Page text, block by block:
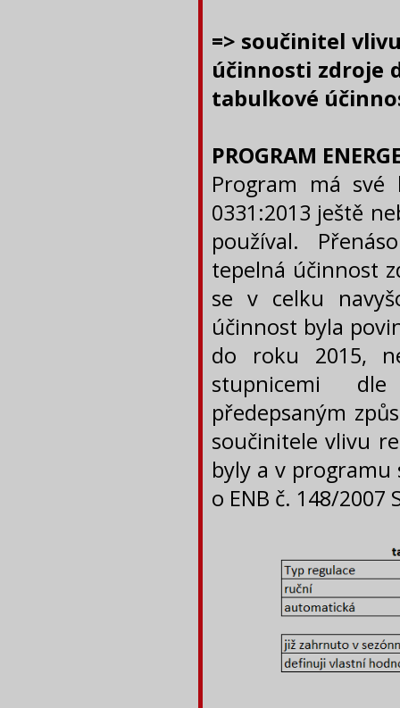
=> součinitel
účinnosti zdroje
tabulkové
PROGRAM
Program má své
0331:2013 ještě
používal.
tepelná účinnost
se v celku
účinnost byla
do roku 2015,
stupnicemi dle
předepsaným
součinitele vlivu
byly a v
o ENB č. 148/